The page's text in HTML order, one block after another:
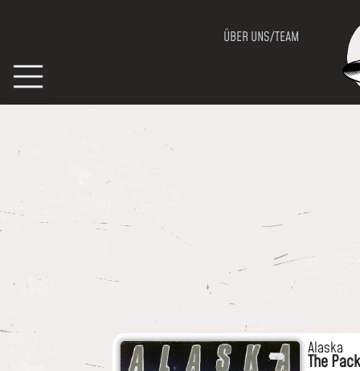
ÜBER UNS/TEAM
Alaska
The Pack